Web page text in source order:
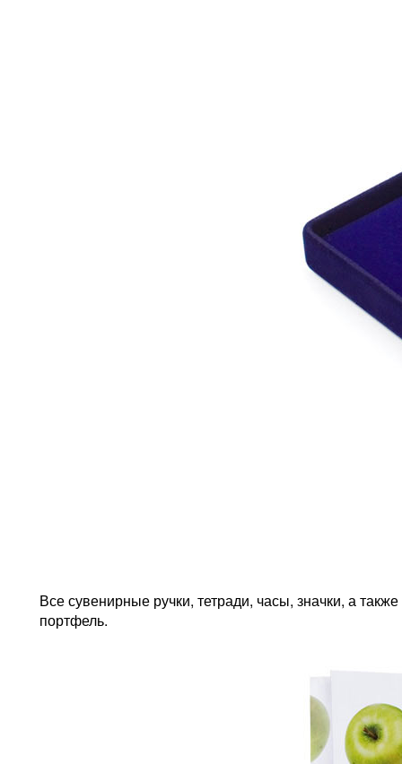
Все сувенирные ручки, тетради, часы, значки, а
портфель.